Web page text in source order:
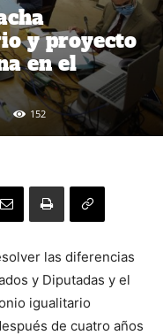
y proyecto
en el
152
las diferencias
y Diputadas y el
igualitario
de cuatro años